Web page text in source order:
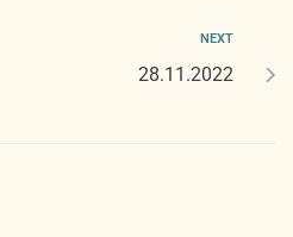
NEXT
28.11.2022